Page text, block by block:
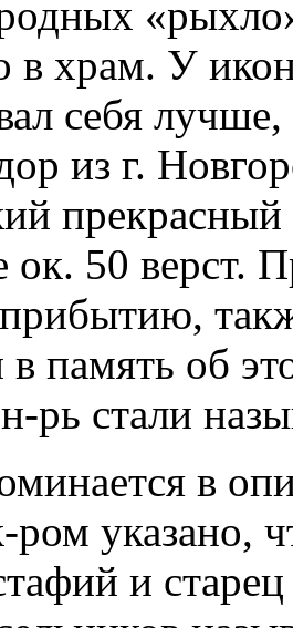
в храм. У
себя
из г.
ок. 50 верст.
память об
рь стали
в
ром указано,
и